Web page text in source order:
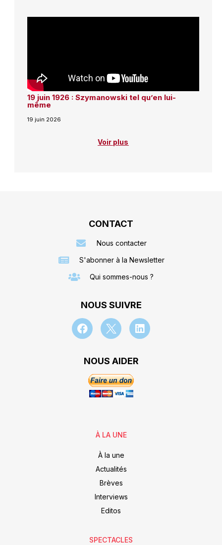
19 juin 1926 : Szymanowski tel qu’en lui-
même
19 juin 2026
Voir plus
CONTACT
Nous contacter
S'abonner à la Newsletter
Qui sommes-nous ?
NOUS SUIVRE
NOUS AIDER
À LA UNE
À la une
Actualités
Brèves
Interviews
Editos
SPECTACLES